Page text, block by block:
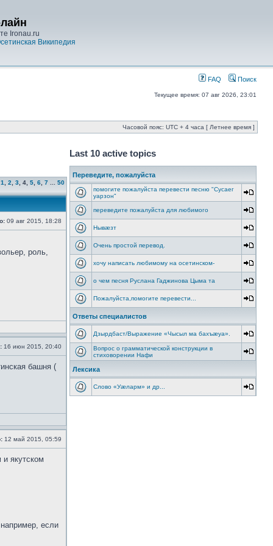
Ironau.ru
Википедия
FAQ Поиск
Текущее время: 07 авг 2026, 23:01
Часовой пояс: UTC + 4 часа [ Летнее время ]
1 2 3 4 5 6 7 50
09 авг 2015, 18:28
роль,
16 июн 2015, 20:40
башня (
12 май 2015, 05:59
якутском
если
Last 10 active topics
Переведите, пожалуйста
помогите пожалуйста перевести песню "Cусаег
уарзон"
переведите пожалуйста для любимого
Нывæзт
Очень простой перевод.
хочу написать любимому на осетинском-
о чем песня Руслана Гаджинова Цыма та
Пожалуйста,помогите перевести...
Ответы специалистов
Дзырдбаст/Выражение «Чысыл ма бахъæуа».
Вопрос о грамматической конструкции в
стиховорении Нафи
Лексика
Слово «Уæларм» и др...